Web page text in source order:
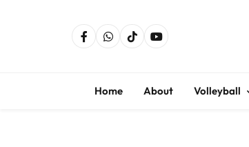
Home About Volleyball